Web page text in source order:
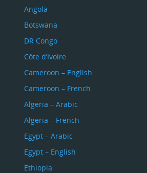
Angola
Botswana
DR Congo
Côte d’Ivoire
Cameroon – English
Cameroon – French
Algeria – Arabic
Algeria – French
Egypt – Arabic
Egypt – English
Ethiopia